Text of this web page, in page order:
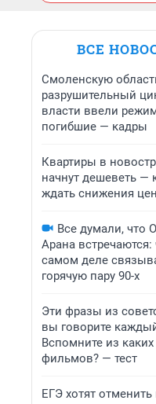
ВСЕ
Смоленскую
разрушительный
власти ввели
погибшие — кадры
Квартиры в
начнут дешеветь —
ждать снижения цен
Все думали, что
Арана встречаются:
самом деле
горячую пару 90-х
Эти фразы из
вы говорите
Вспомните из
фильмов? — тест
ЕГЭ хотят отменить